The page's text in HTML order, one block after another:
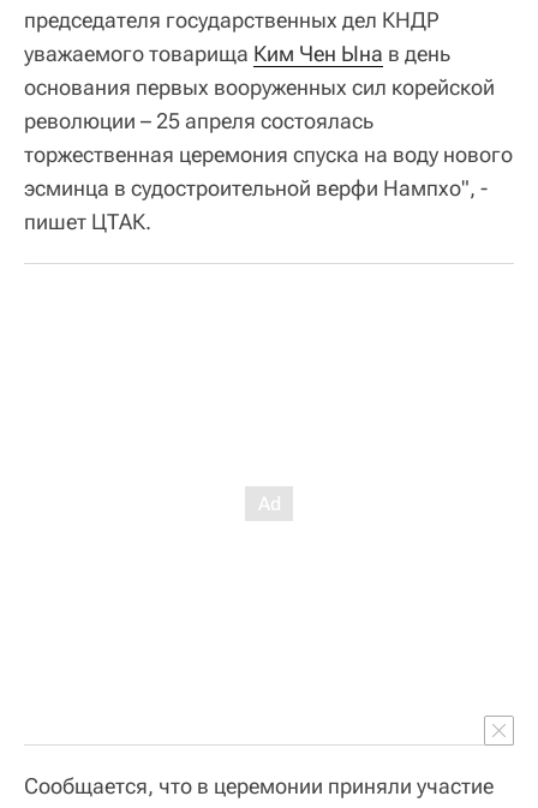
председателя государственных дел КНДР
уважаемого товарища Ким Чен Ына в день
основания первых вооруженных сил корейской
революции – 25 апреля состоялась
торжественная церемония спуска на воду нового
эсминца в судостроительной верфи Нампхо", -
пишет ЦТАК.
Сообщается, что в церемонии приняли участие